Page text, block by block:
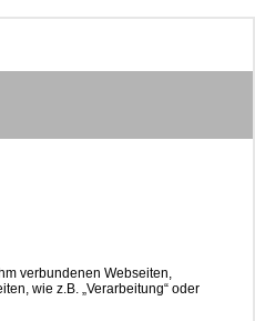
verbundenen Webseiten,
wie z.B. „Verarbeitung“ oder